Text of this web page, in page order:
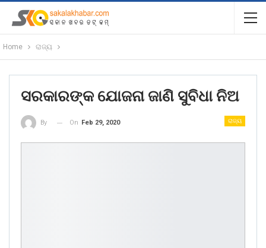
Home ରାଜ୍ୟ
ସରକାରଙ୍କ ଯୋଜନା ଜାଣି ସୁବିଧା ନିଅ
ରାଜ୍ୟ
By On Feb 29, 2020